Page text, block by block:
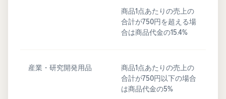
商品1点あたりの売上の
合計が750円を超える場
合は商品代金の15.4%
産業・研究開発用品
商品1点あたりの売上の
合計が750円以下の場合
は商品代金の5%